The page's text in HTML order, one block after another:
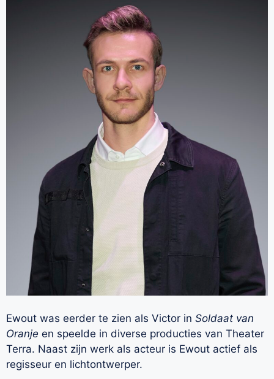
Ewout was eerder te zien als Victor in Soldaat van
Oranje en speelde in diverse producties van Theater
Terra. Naast zijn werk als acteur is Ewout actief als
regisseur en lichtontwerper.